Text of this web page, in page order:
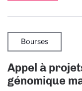
Bourses
Appel à
génomique